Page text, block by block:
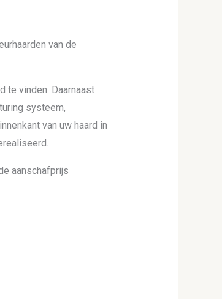
van de
te vinden. Daarnaast
systeem,
van uw haard in
aanschafprijs